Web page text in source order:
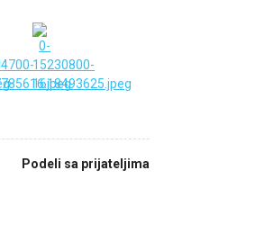
Podeli sa prijateljima